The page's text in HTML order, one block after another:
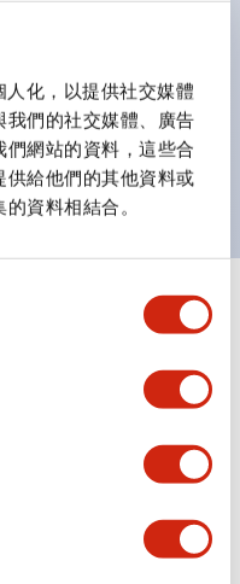
化，以提供社交媒體
們的社交媒體、廣告
網站的資料，這些合
給他們的其他資料或
資料相結合。
開關最多3c接點。
面
顯示全部 +